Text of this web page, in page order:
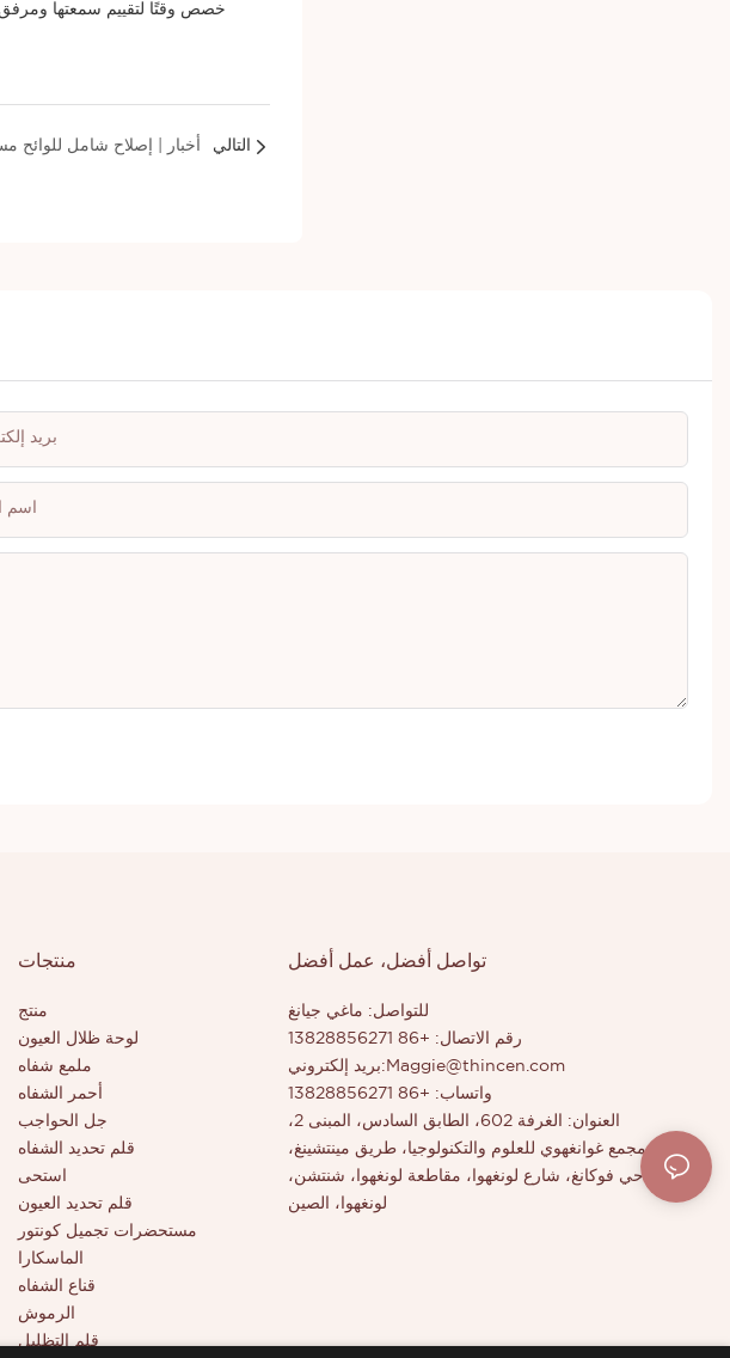
خصص وقتًا لتقييم سمعتها ومرفق
أخبار | إصلاح شامل للوائح التالي
بريد
اسم
منتجات
منتج
لوحة ظلال العيون
ملمع شفاه
أحمر الشفاه
جل الحواجب
قلم تحديد الشفاه
استحى
قلم تحديد العيون
مستحضرات تجميل كونتور
الماسكارا
قناع الشفاه
الرموش
قلم التظليل
تواصل أفضل، عمل أفضل
للتواصل: ماغي جيانغ
رقم الاتصال: +86 13828856271
بريد إلكتروني: Maggie@thincen.com
واتساب: +86 13828856271
العنوان: الغرفة 602، الطابق السادس، المبنى 2،
مجمع غوانغهوي للعلوم والتكنولوجيا، طريق مينتشينغ،
حي فوكانغ، شارع لونغهوا، مقاطعة لونغهوا، شنتشن،
لونغهوا، الصين